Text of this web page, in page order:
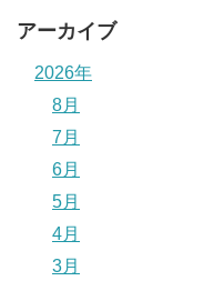
アーカイブ
2026年
8月
7月
6月
5月
4月
3月